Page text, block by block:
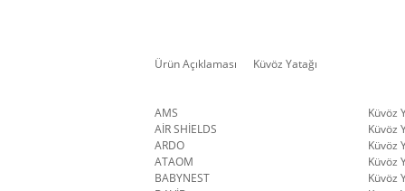
Ürün Açıklaması Küvöz Yatağı
AMS
Küvöz
AİR SHİELDS
Küvöz
ARDO
Küvöz
ATAOM
Küvöz
BABYNEST
Küvöz